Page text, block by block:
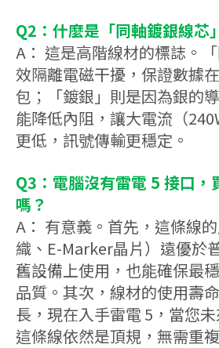
Q2：什麼是「同軸鍍銀線芯
A： 這是高階線材的標誌。
效隔離電磁干擾，保證數據
包；「鍍銀」則是因為銀的
能降低內阻，讓大電流（
更低，訊號傳輸更穩定。
Q3：電腦沒有雷電 5 接口，
嗎？
A： 有意義。首先，這條線
織、E-Marker晶片）遠優於
舊設備上使用，也能確保最
品質。其次，線材的使用壽
長，現在入手雷電 5，當您未
這條線依然是頂規，無需重